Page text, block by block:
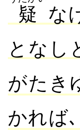
疑
な
となし
がたき
かれば､